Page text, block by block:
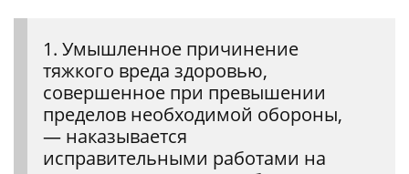
1. Умышленное причинение
тяжкого вреда здоровью,
совершенное при превышении
пределов необходимой обороны,
— наказывается
исправительными работами на